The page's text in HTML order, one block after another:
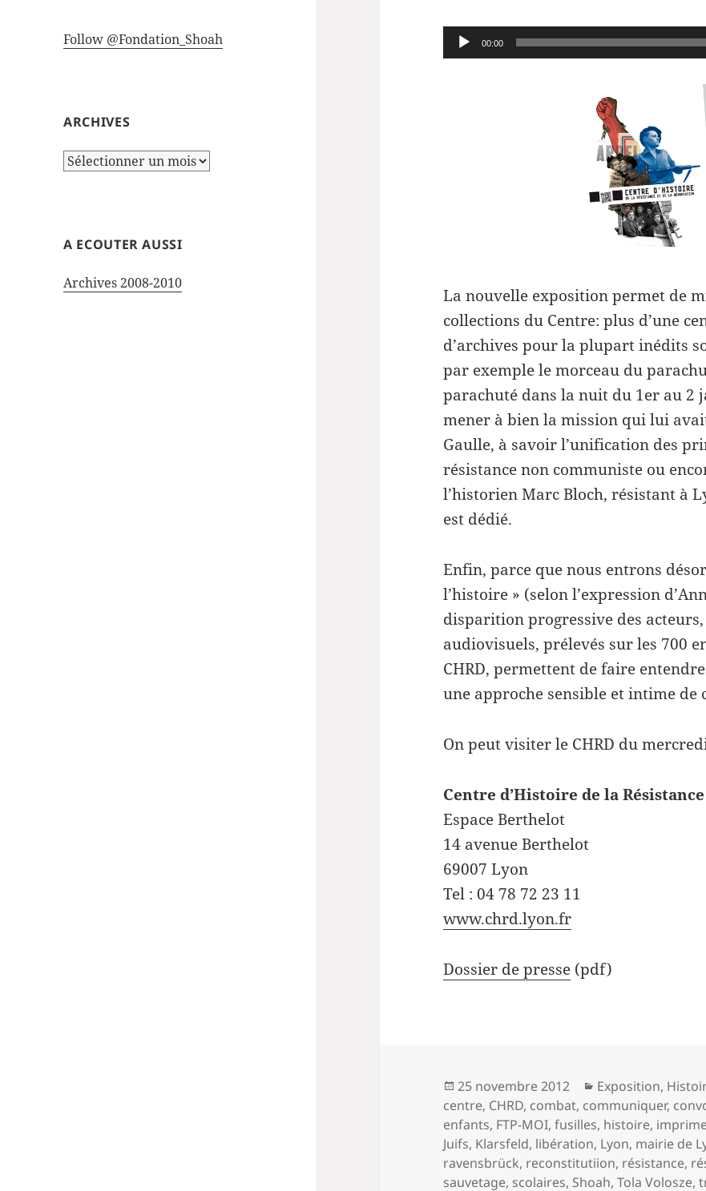
Follow @Fondation_Shoah
ARCHIVES
Archives
A ECOUTER AUSSI
Archives 2008-2010
Lecteur
audio
00:00
La nouvelle exposition permet de
collections du Centre: plus d’une
d’archives pour la plupart inédits
par exemple le morceau du
parachuté dans la nuit du 1er au 2
mener à bien la mission qui lui
Gaulle, à savoir l’unification des
résistance non communiste ou
l’historien Marc Bloch, résistant à
est dédié.
Enfin, parce que nous entrons
l’histoire » (selon l’expression
disparition progressive des
audiovisuels, prélevés sur les 700
CHRD, permettent de faire
une approche sensible et intime de
On peut visiter le CHRD du
Centre d’Histoire de la
Espace Berthelot
14 avenue Berthelot
69007 Lyon
Tel : 04 78 72 23 11
www.chrd.lyon.fr
Dossier de presse (pdf)
Publié
le
25 novembre 2012 Catégories
Exposition,
centre, CHRD, combat, communiquer,
enfants, FTP-MOI,fusilles, histoire,
Juifs, Klarsfeld, libération, Lyon, mairie de
ravensbrück, reconstitutiion, résistance,
sauvetage, scolaires, Shoah,Tola Volosze,